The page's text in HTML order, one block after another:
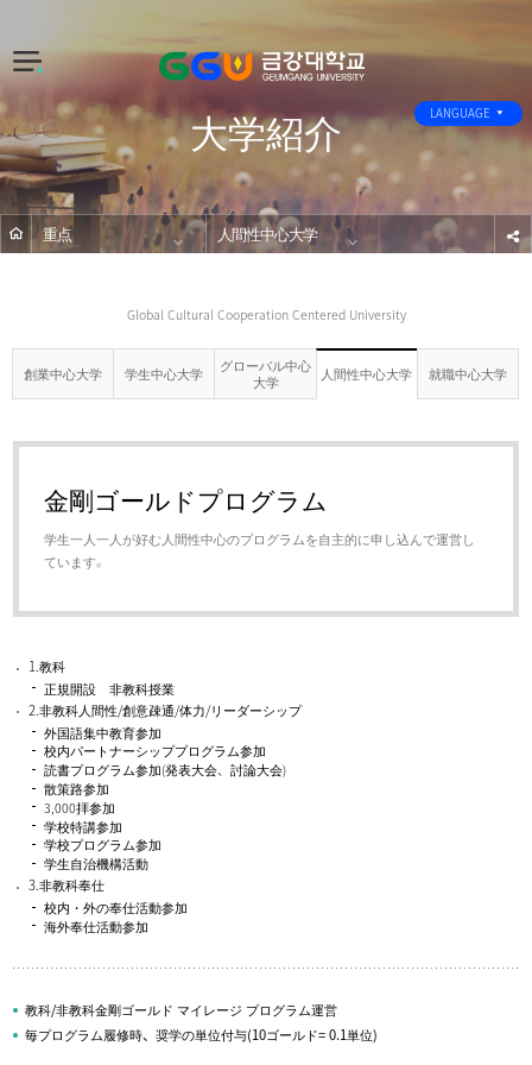
전
뉴
LANGUAGE
大学紹介
重点 人間性中心大学
Global Cultural Cooperation Centered University
創業中心大学 学生中心大学
グローバル中心
大学
人間性中心大学 就職中心大学
金剛ゴールドプログラム
学生一人一人が好む人間性中心のプログラムを自主的に申し込んで運営し
ています。
1.教科
正規開設 非教科授業
2.非教科人間性/創意疎通/体力/リーダーシップ
外国語集中教育参加
校内パートナーシッププログラム参加
読書プログラム参加(発表大会、討論大会)
散策路参加
3,000拝参加
学校特講参加
学校プログラム参加
学生自治機構活動
3.非教科奉仕
校内・外の奉仕活動参加
海外奉仕活動参加
教科/非教科金剛ゴールド マイレージ プログラム運営
毎プログラム履修時、奨学の単位付与(10ゴールド= 0.1単位)